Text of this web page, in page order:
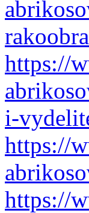
https://
i-
https://
https://